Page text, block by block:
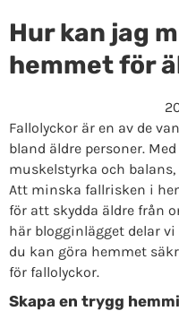
Hur kan jag
hemmet för
Fallolyckor är en av de
bland äldre personer.
muskelstyrka och
Att minska fallrisken i
för att skydda äldre från
här blogginlägget delar
du kan göra hemmet
för fallolyckor.
Skapa en trygg